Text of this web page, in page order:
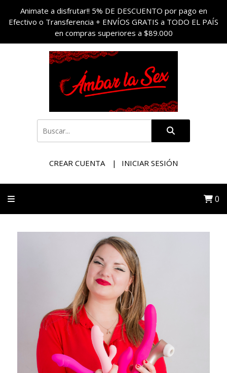
Animate a disfrutar!! 5% DE DESCUENTO por pago en
Efectivo o Transferencia + ENVÍOS GRATIS a TODO EL PAÍS
en compras superiores a $89.000
CREAR CUENTA INICIAR SESIÓN
0